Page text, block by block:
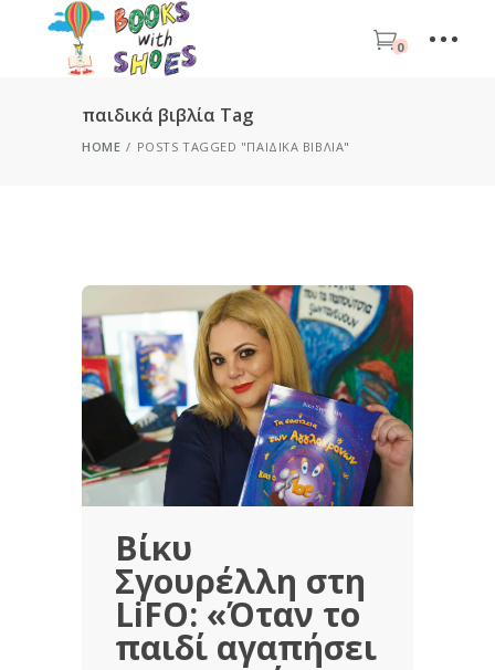
0
παιδικά βιβλία Tag
HOME POSTS TAGGED "ΠΑΙΔΙΚΆ ΒΙΒΛΊΑ"
Βίκυ
Σγουρέλλη στη
LiFO: «Όταν το
παιδί αγαπήσει